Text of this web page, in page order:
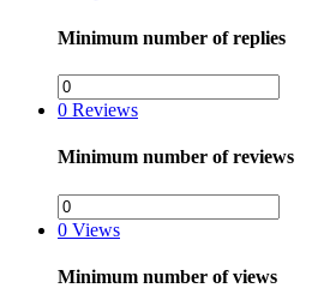
Minimum number of replies
0 Reviews
Minimum number of reviews
0 Views
Minimum number of views